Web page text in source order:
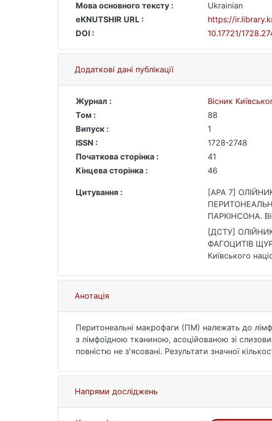
Мова основного тексту :
Ukrainian
eKNUTSHIR URL :
https://
DOI :
10.17721/
Додаткові дані публікації
Журнал :
Вісник
Том :
88
Випуск :
1
ISSN :
1728-2748
Початкова сторінка :
41
Кінцева сторінка :
46
Цитування :
[APA 7]
ПАРКІНСОНА.
88(1), 41–46.
[ДСТУ]
ФАГОЦИТІВ
Київського
Анотація
Перитонеальні макрофаги (ПМ) належать до
з лімфоїдною тканиною, асоційованою зі
повністю не з'ясовані. Результати значної
етіології, до яких належить хвороба
патофізіології якого необхідне для розробки
порівняльну характеристику метаболічних та
інтрацеребральним уведенням 6-
Напрями досліджень